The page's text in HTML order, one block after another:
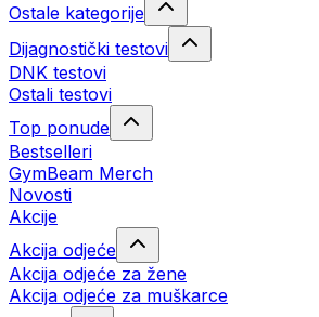
Ostale kategorije
Dijagnostički testovi
DNK testovi
Ostali testovi
Top ponude
Bestselleri
GymBeam Merch
Novosti
Akcije
Akcija odjeće
Akcija odjeće za žene
Akcija odjeće za muškarce